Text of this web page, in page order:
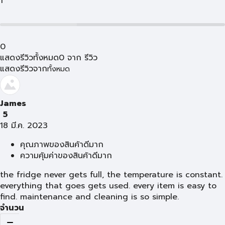
0
แสดงรีวิวทั้งหมด0 จาก รีวิว
แสดงรีวิวจากทั้งหมด
James
5
18 มี.ค. 2023
คุณภาพของสินค้าดีมาก
ความคุ้มค่าของสินค้าดีมาก
the fridge never gets full, the temperature is constant.
everything that goes gets used. every item is easy to
find. maintenance and cleaning is so simple.
จำนวน